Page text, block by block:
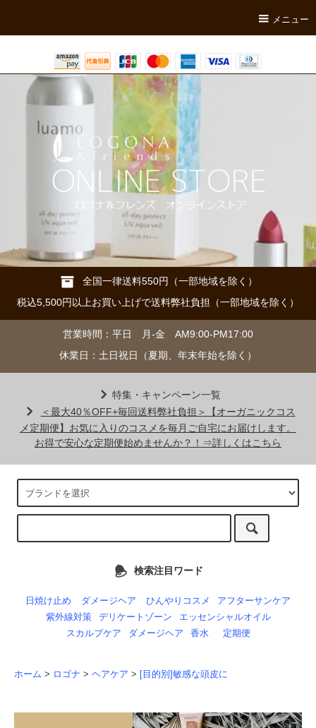
メニュー
全国一律送料550円（一部地域を除く）
税込5,500円以上お買い上げで送料弊社負担（一部地域を除く）
営業時間：平日 月-金 AM9:00-PM17:00
休業日：土日祝日（夏期、年末年始を除く）
特集・キャンペーン一覧
＜最大40％OFF+毎回送料弊社負担＞【オーガニックコス
メ定期便】お気に入りのコスメを毎月ご自宅にお届けします。
お得で安心な定期便始めませんか？！⇒詳しくはこちら
検索注目ワード
日焼け止め ダメージヘア ひんやりコスメ
アフターサンケア
紫外線対策
デリケートゾーン
エッセンシャルオイル
スカルプケア
ダメージヘア 香水 定期便
ホーム > ロゴナ > ヘアケア > [目的別]敏感な頭皮に